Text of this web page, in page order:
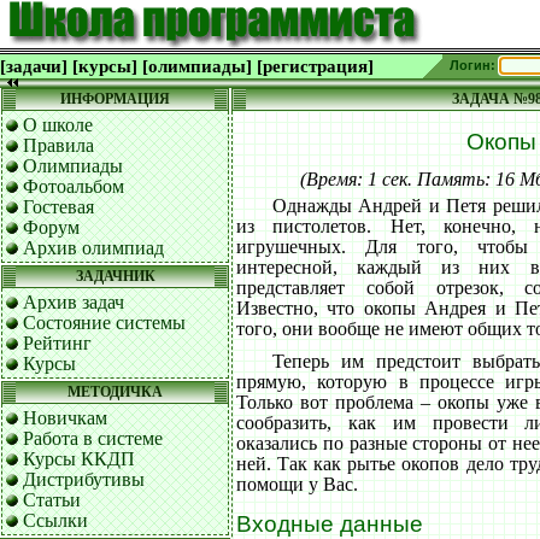
[задачи] [курсы] [олимпиады] [регистрация] Логин:
ИНФОРМАЦИЯ
О школе
Правила
Олимпиады
Фотоальбом
Гостевая
Форум
Архив олимпиад
ЗАДАЧНИК
Архив задач
Состояние системы
Рейтинг
Курсы
МЕТОДИЧКА
Новичкам
Работа в системе
Курсы ККДП
Дистрибутивы
Статьи
Ссылки
ЗАДАЧА
Окопы
(Время: 1 сек. Память: 16
Однажды Андрей и Петя
из пистолетов. Нет,
игрушечных. Для того,
интересной, каждый из них
представляет собой отрезок,
Известно, что окопы Андрея и
того, они вообще не имеют общих
Теперь им предстоит
прямую, которую в процессе
Только вот проблема – окопы уже
сообразить, как им провести
оказались по разные стороны от
ней. Так как рытье окопов дело
помощи у Вас.
Входные данные